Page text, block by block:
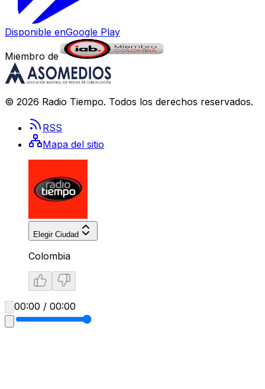
Disponible enGoogle Play
Miembro de
© 2026 Radio Tiempo. Todos los derechos reservados.
RSS
Mapa del sitio
Elegir Ciudad
Colombia
00:00 / 00:00